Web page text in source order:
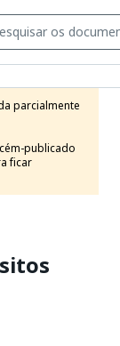
parcialmente
publicado
ficar